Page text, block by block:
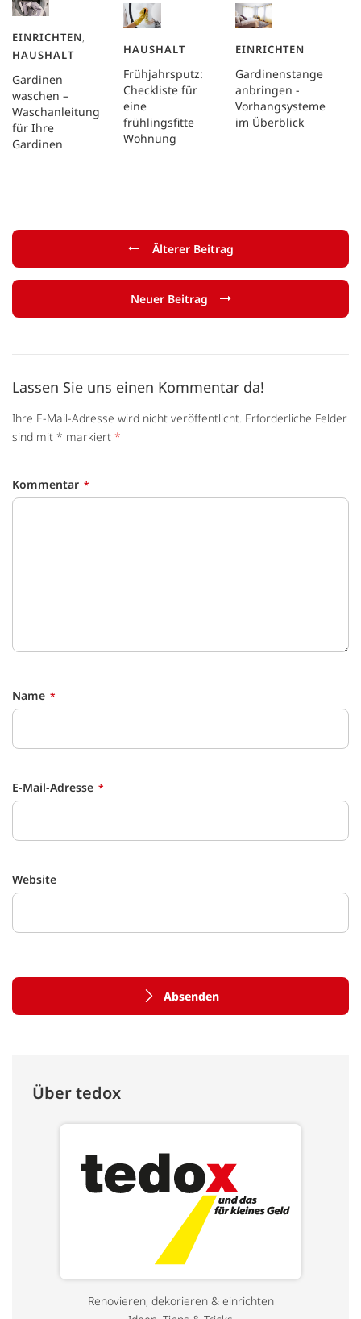
Gardinen
waschen –
Waschanleitung
für Ihre
Gardinen
EINRICHTEN,
HAUSHALT
Frühjahrsputz:
Checkliste für
eine
frühlingsfitte
Wohnung
HAUSHALT
Gardinenstange
anbringen -
Vorhangsysteme
im Überblick
EINRICHTEN
Älterer Beitrag
Neuer Beitrag
Lassen Sie uns einen Kommentar da!
Ihre E-Mail-Adresse wird nicht veröffentlicht. Erforderliche Felder
sind mit * markiert *
Kommentar
Name
E-Mail-Adresse
Website
Absenden
Über tedox
Renovieren, dekorieren & einrichten